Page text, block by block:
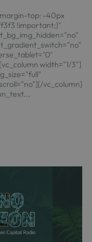
top: -40px
!important;}"
width="1/3"]
vc_column]